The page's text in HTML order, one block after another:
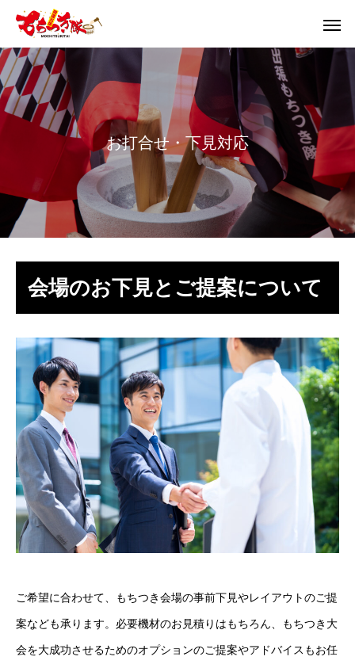
お打合せ・下見対応
会場のお下見とご提案について
ご希望に合わせて、もちつき会場の事前下見やレイアウトのご提
案なども承ります。必要機材のお見積りはもちろん、もちつき大
会を大成功させるためのオプションのご提案やアドバイスもお任